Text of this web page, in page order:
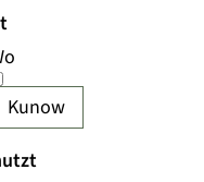
Kunow